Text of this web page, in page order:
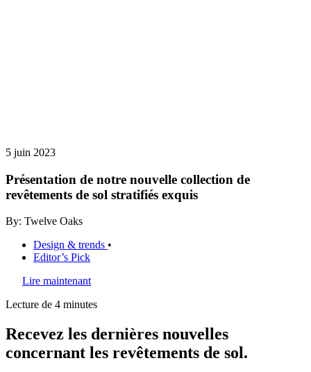
5 juin 2023
Présentation de notre nouvelle collection de
revêtements de sol stratifiés exquis
By: Twelve Oaks
Design & trends •
Editor’s Pick
Lire maintenant
Lecture de 4 minutes
Recevez les dernières nouvelles
concernant les revêtements de sol.